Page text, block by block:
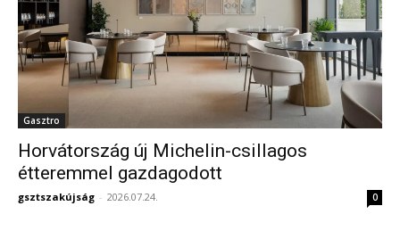
Gasztro
Horvátország új Michelin-csillagos
étteremmel gazdagodott
gsztszakújság - 2026.07.24. 0